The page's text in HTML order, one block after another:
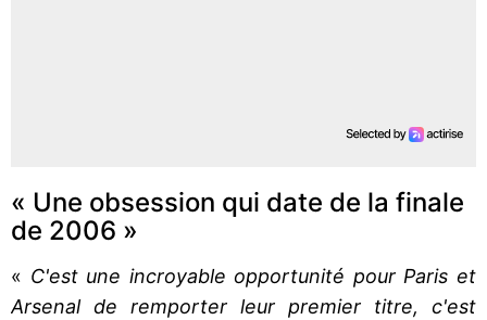
« Une obsession qui date de la finale
de 2006 »
« C'est une incroyable opportunité pour Paris et
Arsenal de remporter leur premier titre, c'est